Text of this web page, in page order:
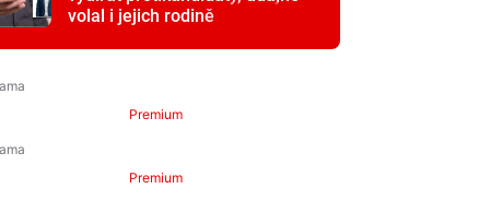
volal i jejich rodině
Premium
Premium